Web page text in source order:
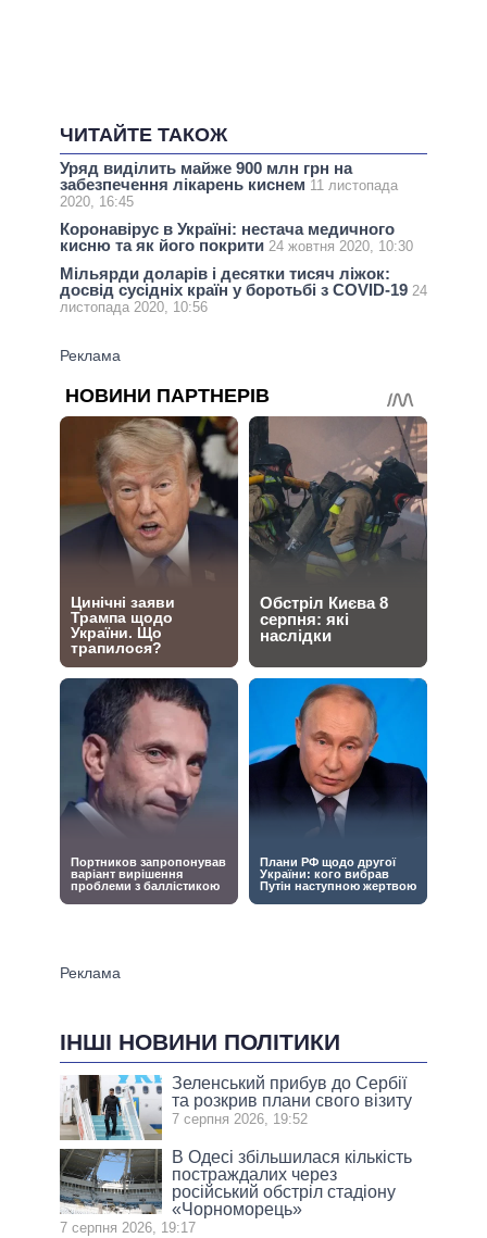
ЧИТАЙТЕ ТАКОЖ
Уряд виділить майже 900 млн грн на
забезпечення лікарень киснем 11 листопада
2020, 16:45
Коронавірус в Україні: нестача медичного
кисню та як його покрити 24 жовтня 2020, 10:30
Мільярди доларів і десятки тисяч ліжок:
досвід сусідніх країн у боротьбі з COVID-19 24
листопада 2020, 10:56
ІНШІ НОВИНИ ПОЛІТИКИ
Зеленський прибув до Сербії
та розкрив плани свого візиту
7 серпня 2026, 19:52
В Одесі збільшилася кількість
постраждалих через
російський обстріл стадіону
«Чорноморець»
7 серпня 2026, 19:17